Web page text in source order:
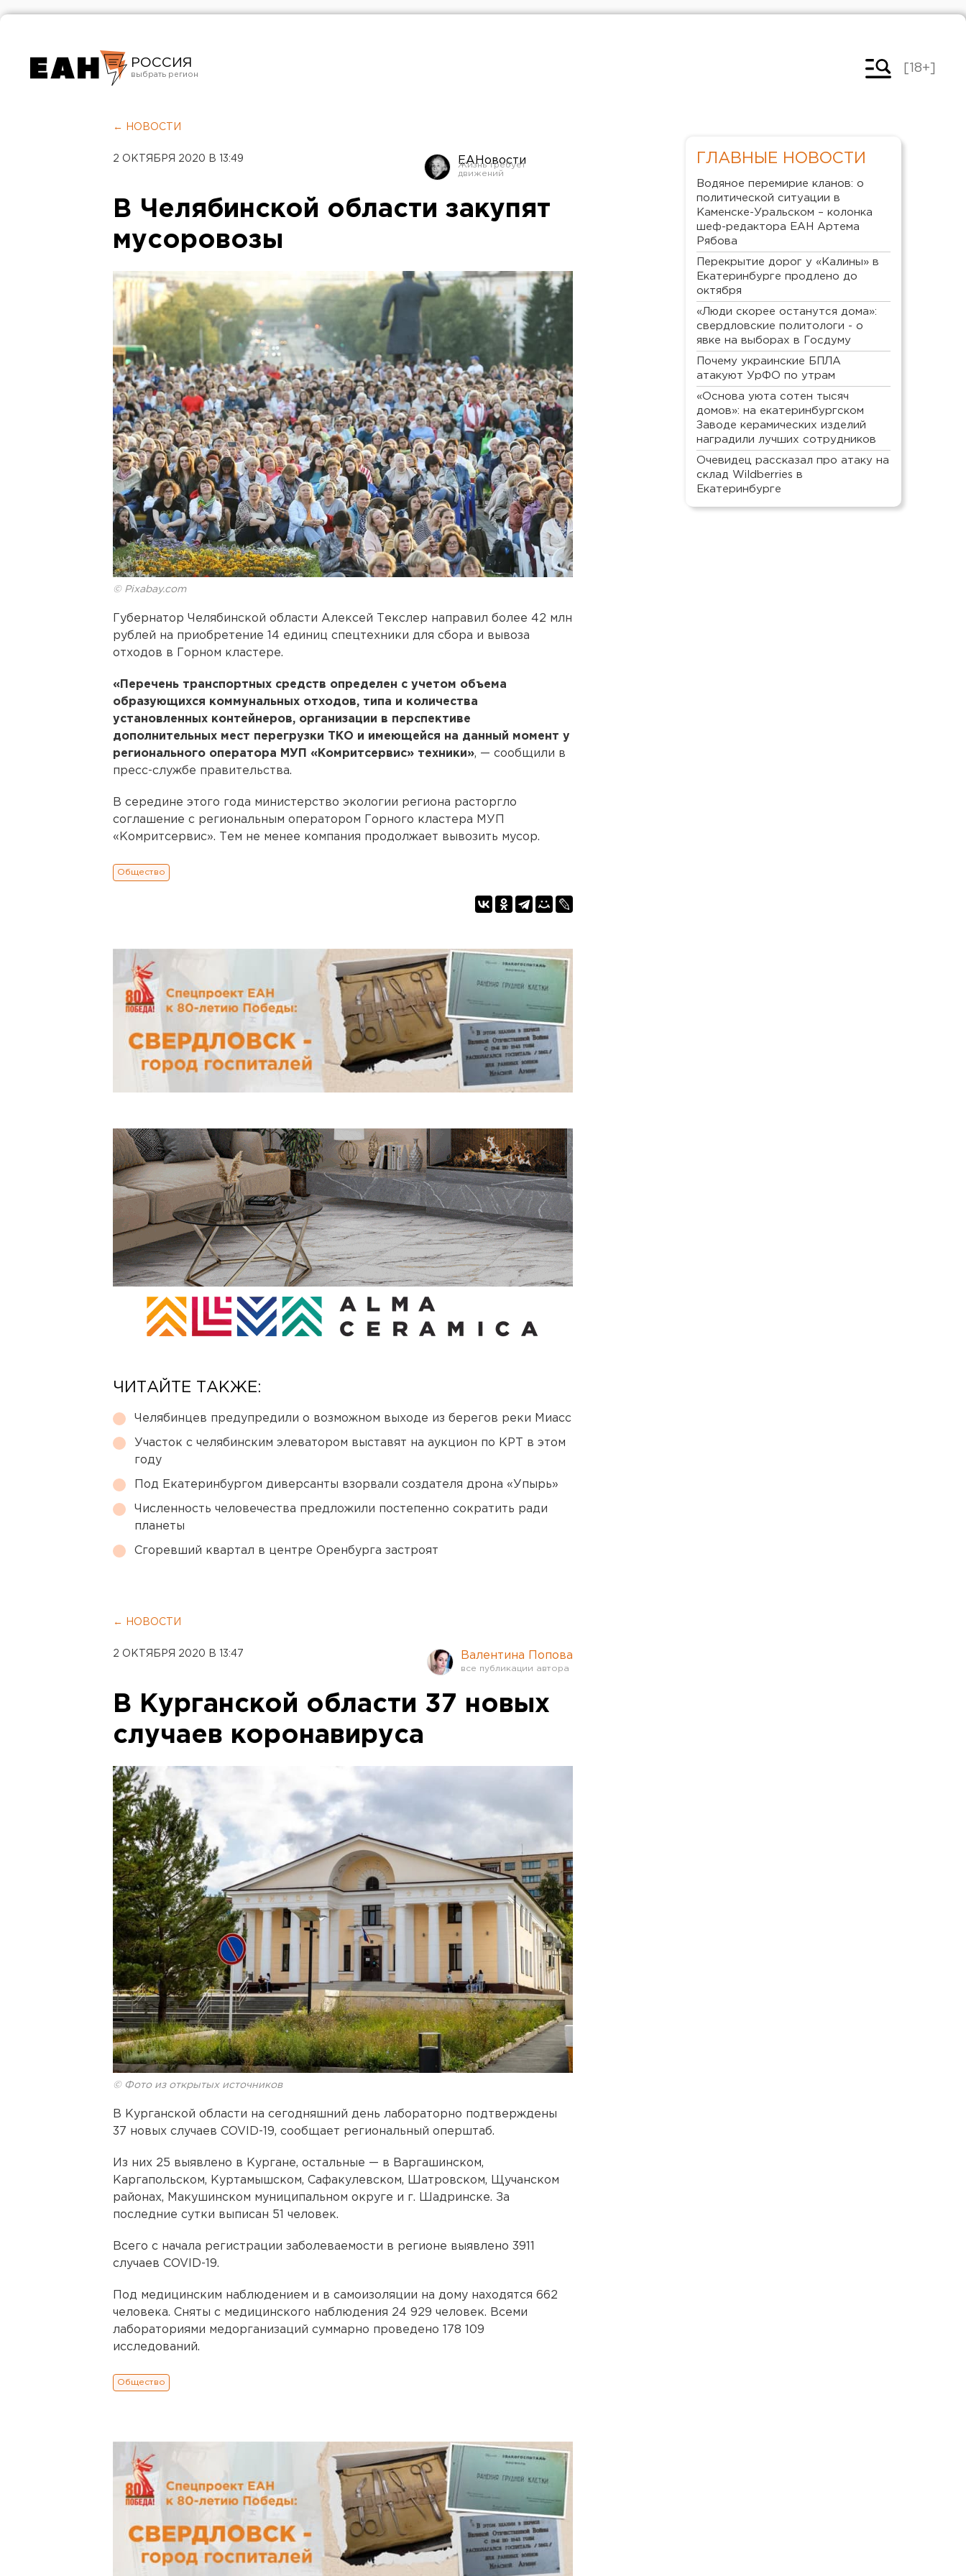
РОССИЯ
Челябинск
[18+]
← НОВОСТИ
2 ОКТЯБРЯ 2020 В 13:49 ЕАНовости
В Челябинской области закупят
мусоровозы
© Pixabay.com
Губернатор Челябинской области Алексей Текслер направил более 42 млн
рублей на приобретение 14 единиц спецтехники для сбора и вывоза
отходов в Горном кластере.
«Перечень транспортных средств определен с учетом объема
образующихся коммунальных отходов, типа и количества
установленных контейнеров, организации в перспективе
дополнительных мест перегрузки ТКО и имеющейся на данный момент у
регионального оператора МУП «Комритсервис» техники», — сообщили в
пресс-службе правительства.
В середине этого года министерство экологии региона расторгло
соглашение с региональным оператором Горного кластера МУП
«Комритсервис». Тем не менее компания продолжает вывозить мусор.
Общество
ЧИТАЙТЕ ТАКЖЕ:
Челябинцев предупредили о возможном выходе из берегов реки Миасс
Участок с челябинским элеватором выставят на аукцион по КРТ в этом
году
Под Екатеринбургом диверсанты взорвали создателя дрона «Упырь»
Численность человечества предложили постепенно сократить ради
планеты
Сгоревший квартал в центре Оренбурга застроят
← НОВОСТИ
2 ОКТЯБРЯ 2020 В 13:47 Валентина Попова
В Курганской области 37 новых
случаев коронавируса
© Фото из открытых источников
В Курганской области на сегодняшний день лабораторно подтверждены
37 новых случаев COVID-19, сообщает региональный оперштаб.
Из них 25 выявлено в Кургане, остальные — в Варгашинском,
Каргапольском, Куртамышском, Сафакулевском, Шатровском, Щучанском
районах, Макушинском муниципальном округе и г. Шадринске. За
последние сутки выписан 51 человек.
Всего с начала регистрации заболеваемости в регионе выявлено 3911
случаев COVID-19.
Под медицинским наблюдением и в самоизоляции на дому находятся 662
человека. Сняты с медицинского наблюдения 24 929 человек. Всеми
лабораториями медорганизаций суммарно проведено 178 109
исследований.
Общество
ГЛАВНЫЕ НОВОСТИ
Водяное перемирие кланов: о
политической ситуации в
Каменске-Уральском – колонка
шеф-редактора ЕАН Артема
Рябова
Перекрытие дорог у «Калины» в
Екатеринбурге продлено до
октября
«Люди скорее останутся дома»:
свердловские политологи - о
явке на выборах в Госдуму
Почему украинские БПЛА
атакуют УрФО по утрам
«Основа уюта сотен тысяч
домов»: на екатеринбургском
Заводе керамических изделий
наградили лучших сотрудников
Очевидец рассказал про атаку на
склад Wildberries в
Екатеринбурге